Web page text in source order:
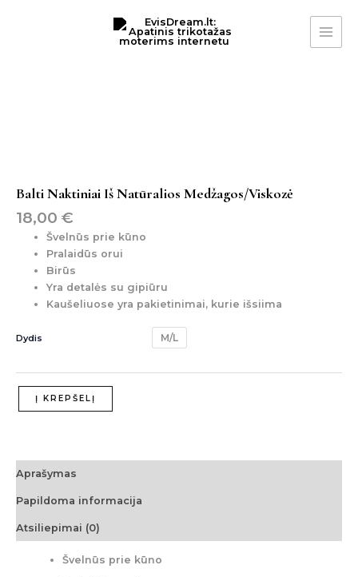
Balti Naktiniai Iš Natūralios Medžagos/viskozė
18,00 €
Švelnūs prie kūno
Pralaidūs orui
Birūs
Yra detalės su gipiūru
Kaušeliuose yra pakietinimai, kurie išsiima
Dydis M/L
Į KREPŠELĮ
Aprašymas
Papildoma informacija
Atsiliepimai (0)
Švelnūs prie kūno